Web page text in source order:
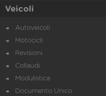
Veicoli
Autoveicoli
Motocicli
Revisioni
Collaudi
Modulistica
Documento Unico